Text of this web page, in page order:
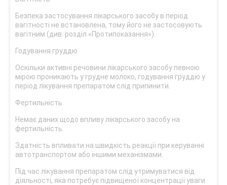
Безпека застосування лікарського засобу в період
вагітності не встановлена, тому його не застосовують
вагітним (див. розділ «Протипоказання»).
Годування груддю
Оскільки активні речовини лікарського засобу певною
мірою проникають у грудне молоко, годування груддю у
період лікування препаратом слід припинити.
Фертильність
Немає даних щодо впливу лікарського засобу на
фертильність.
Здатність впливати на швидкість реакції при керуванні
автотранспортом або іншими механізмами.
Під час лікування препаратом слід утримуватися від
діяльності, яка потребує підвищеної концентрації уваги